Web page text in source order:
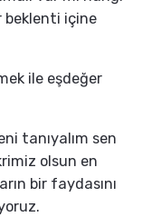
beklenti içine
ile eşdeğer
tanıyalım sen
olsun en
bir faydasını